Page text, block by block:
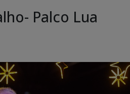
Palco Lua